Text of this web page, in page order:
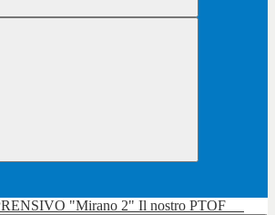
Il nostro PTOF